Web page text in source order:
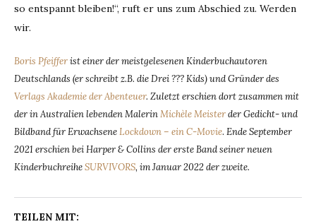
so entspannt bleiben!“, ruft er uns zum Abschied zu. Werden
wir.
Boris Pfeifferist einer der meistgelesenen Kinderbuchautoren
Deutschlands (er schreibt z.B. die Drei ??? Kids) und Gründer des
Verlags Akademie der Abenteuer. Zuletzt erschien dort zusammen mit
der in Australien lebenden MalerinMichèle Meisterder Gedicht- und
Bildband für ErwachseneLockdown – ein C-Movie. Ende September
2021 erschien bei Harper & Collins der erste Band seiner neuen
KinderbuchreiheSURVIVORS, im Januar 2022 der zweite.
TEILEN MIT: